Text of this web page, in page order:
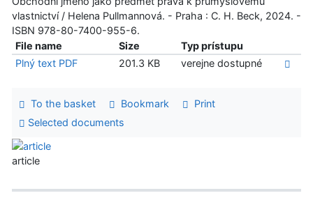
vlastnictví / Helena Pullmannová. - Praha : C. H. Beck, 2024. -
ISBN 978-80-7400-955-6.
File name
Size
Typ prístupu
Plný text PDF
201.3 KB verejne dostupné
To the basket Bookmark
Print
Selected documents
article